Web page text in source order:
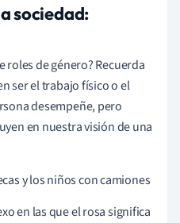
sociedad:
roles de género? Recuerda
ser el trabajo físico o el
desempeñe, pero
en nuestra visión de una
y los niños con camiones
en las que el rosa significa